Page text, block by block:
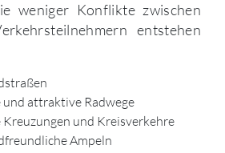
weniger Konflikte zwischen
entstehen
und attraktive Radwege
Kreuzungen und Kreisverkehre
Ampeln